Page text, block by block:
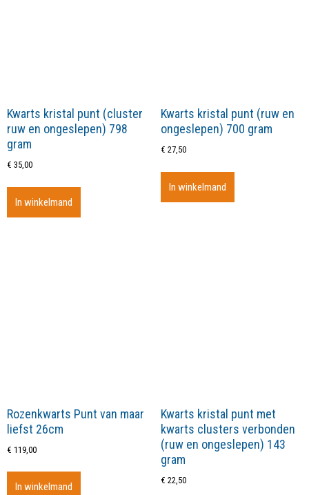
Kwarts kristal punt (cluster
ruw en ongeslepen) 798
gram
€ 35,00
In winkelmand
Kwarts kristal punt (ruw en
ongeslepen) 700 gram
€ 27,50
In winkelmand
Rozenkwarts Punt van maar
liefst 26cm
€ 119,00
In winkelmand
Kwarts kristal punt met
kwarts clusters verbonden
(ruw en ongeslepen) 143
gram
€ 22,50